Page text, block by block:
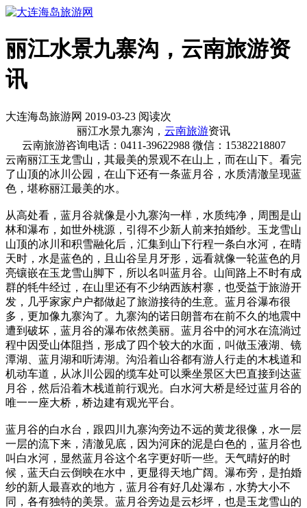
丽江水景九寨沟，云南旅游资
讯
大连海岛旅游网 2019-03-23 阅读次
丽江水景九寨沟， 云南旅游资讯
云南旅游咨询电话：0411-39622988 微信：15382218807
云南丽江玉龙雪山，其最美的景观不在山上，而在山下。看完
了山顶的冰川公园，在山下还有一条蓝月谷，水质清澈呈现蓝
色，堪称丽江最美的水。
从高处看，蓝月谷就像是小九寨沟一样，水质纯净，周围是山
林和瀑布，如世外桃源，引得不少新人前来拍婚纱。玉龙雪山
山顶的冰川和积雪融化后，汇集到山下行程一条白水河，在晴
天时，水是蓝色的，且山谷呈月牙形，远看就像一轮蓝色的月
亮镶嵌在玉龙雪山脚下，所以名叫蓝月谷。山间路上不时有成
群的牦牛经过，在山里还有不少纳西族村寨，也受益于旅游开
发，几乎家家户户都做起了旅游接待的生意。蓝月谷瀑布很
多，更加像九寨沟了。九寨沟的诺日朗普布在前不久的地震中
遭到破坏，蓝月谷的瀑布依然美丽。蓝月谷中的河水在流淌过
程中因受山体阻挡，形成了四个较大的水面，叫做玉液湖、镜
潭湖、蓝月湖和听涛湖。沟沿着山谷都有游人行走的木栈道和
机动车道，从冰川公园的缆车处可以乘坐景区大巴直接到达蓝
月谷，然后沿着木栈道前行观光。白水河大桥是经过蓝月谷的
唯一一座大桥，桥边建有观光平台。
蓝月谷的白水台，跟四川九寨沟旁边不远的黄龙很像，水一层
一层的流下来，清澈见底，因为河床的泥是白色的，蓝月谷也
叫白水河，显然蓝月谷这个名字更好听一些。天气晴好的时
候，蓝天白云倒映在水中，更显得天地广阔。瀑布旁，是拍婚
纱的新人最喜欢的地方，蓝月谷有好几处瀑布，水势大小不
同，各有独特的美景。蓝月谷旁边是云杉坪，也是玉龙雪山的